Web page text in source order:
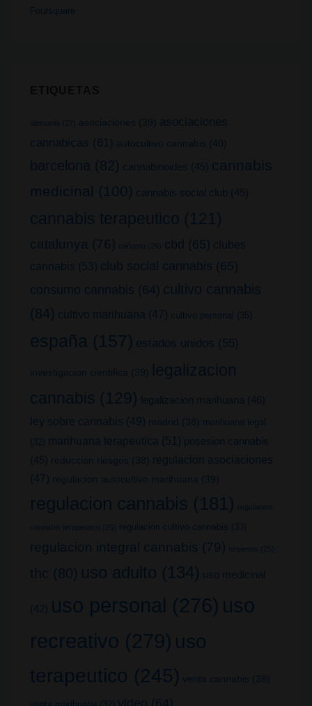
Foursquare
alemania (27) asociaciones (39)
asociaciones
cannabicas (61) autocultivo cannabis (40)
barcelona (82) cannabinoides (45) cannabis
medicinal (100) cannabis social club (45)
cannabis terapeutico (121)
catalunya (76) cañamo (26) cbd (65) clubes
cannabis (53) club social cannabis (65)
consumo cannabis (64) cultivo cannabis
(84) cultivo marihuana (47) cultivo personal (35)
españa (157) estados unidos (55)
investigacion cientifica (39)
legalizacion
cannabis (129) legalizacion marihuana (46)
ley sobre cannabis (49) madrid (38)
marihuana legal
(32)
marihuana terapeutica (51) posesion cannabis
(45) reduccion riesgos (38)
regulacion asociaciones
(47) regulacion autocultivo marihuana (39)
regulacion cannabis (181) regulacion
cannabis terapeutico (25) regulacion cultivo cannabis (33)
regulacion integral cannabis (79) terpenos (25)
thc (80) uso adulto (134) uso medicinal
(42) uso personal (276) uso
recreativo (279) uso
terapeutico (245) venta cannabis (38)
video (64)